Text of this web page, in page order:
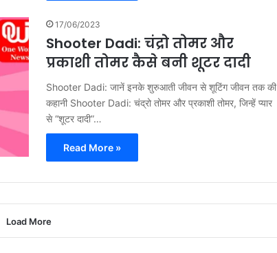
17/06/2023
Shooter Dadi: चंद्रो तोमर और
प्रकाशी तोमर कैसे बनी शूटर दादी
Shooter Dadi: जानें इनके शुरुआती जीवन से शूटिंग जीवन तक की
कहानी Shooter Dadi: चंद्रो तोमर और प्रकाशी तोमर, जिन्हें प्यार
से “शूटर दादी”…
Read More »
Load More